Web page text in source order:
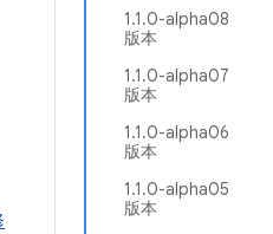
1.1.0-alpha08
版本
1.1.0-alpha07
版本
1.1.0-alpha06
版本
1.1.0-alpha05
版本